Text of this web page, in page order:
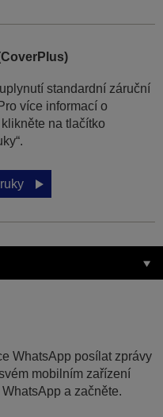
standardní záruční
více informací o
na tlačítko
WhatsApp posílat zprávy
mobilním zařízení
a začněte.